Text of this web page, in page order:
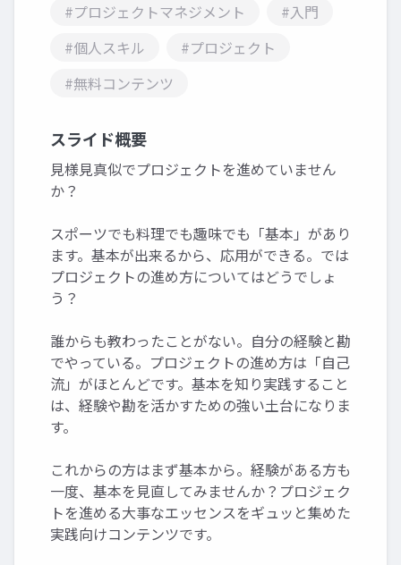
#プロジェクトマネジメント
#入門
#個人スキル
#プロジェクト
#無料コンテンツ
スライド概要
見様見真似でプロジェクトを進めていません
か？
スポーツでも料理でも趣味でも「基本」があり
ます。基本が出来るから、応用ができる。では
プロジェクトの進め方についてはどうでしょ
う？
誰からも教わったことがない。自分の経験と勘
でやっている。プロジェクトの進め方は「自己
流」がほとんどです。基本を知り実践すること
は、経験や勘を活かすための強い土台になりま
す。
これからの方はまず基本から。経験がある方も
一度、基本を見直してみませんか？プロジェク
トを進める大事なエッセンスをギュッと集めた
実践向けコンテンツです。